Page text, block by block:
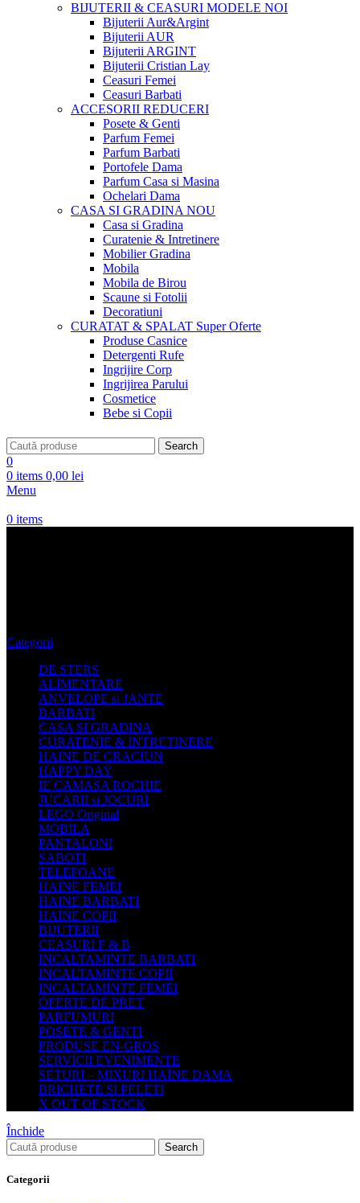
BIJUTERII & CEASURI MODELE NOI
Bijuterii Aur&Argint
Bijuterii AUR
Bijuterii ARGINT
Bijuterii Cristian Lay
Ceasuri Femei
Ceasuri Barbati
ACCESORII REDUCERI
Posete & Genti
Parfum Femei
Parfum Barbati
Portofele Dama
Parfum Casa si Masina
Ochelari Dama
CASA SI GRADINANOU
Casa si Gradina
Curatenie & Intretinere
Mobilier Gradina
Mobila
Mobila de Birou
Scaune si Fotolii
Decoratiuni
CURATAT & SPALAT Super Oferte
Produse Casnice
Detergenti Rufe
Ingrijire Corp
Ingrijirea Parului
Cosmetice
Bebe si Copii
Search
0
0 items 0,00 lei
Menu
0 items
Categorii
DE STERS
ALIMENTARE
ANVELOPE si JANTE
BARBATI
CASA SI GRADINA
CURATENIE & INTRETINERE
HAINE DE CRACIUN
HAPPY DAY
IE CAMASA ROCHIE
JUCARII si JOCURI
LEGO Original
MOBILA
PANTALONI
SABOTI
TELEFOANE
HAINE FEMEI
HAINE BARBATI
HAINE COPII
BIJUTERII
CEASURI F & B
INCALTAMINTE BARBATI
INCALTAMINTE COPII
INCALTAMINTE FEMEI
OFERTE DE PRET
PARFUMURI
POSETE & GENTI
PRODUSE EN-GROS
SERVICII EVENIMENTE
SETURI – MIXURI HAINE DAMA
BRICHETE SI PELETI
X OUT OF STOCK
Închide
Search
Categorii